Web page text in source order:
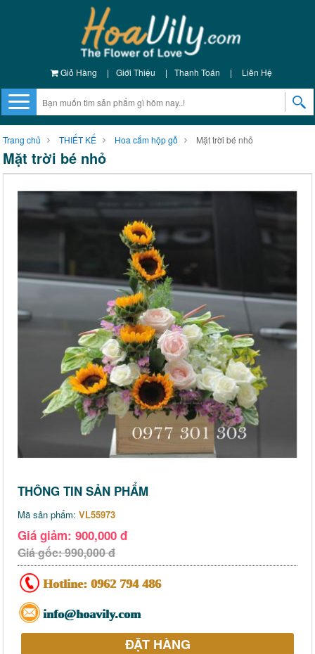
Giỏ Hàng | Giới Thiệu | Thanh Toán | Liên Hệ
Trang chủ THIẾT KẾ Hoa cắm hộp gỗ Mặt trời bé nhỏ
Mặt trời bé nhỏ
THÔNG TIN SẢN PHẨM
Mã sản phẩm: VL55973
Giá giảm: 900,000 đ
Giá gốc: 990,000 đ
Hotline: 0962 794 486
info@hoavily.com
ĐẶT HÀNG